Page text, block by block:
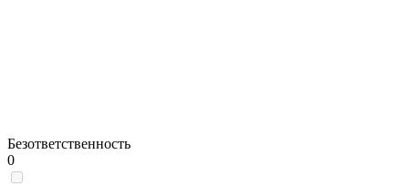
Безответственность
0